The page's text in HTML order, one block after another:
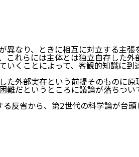
異なり、ときに相互に対立する主張
これらには主体とは独立自存した
いくことによって、客観的知識に
た外部実在という前提そのものに
難だというところに議論が落ちつい
反省から、第2世代の科学論が台頭